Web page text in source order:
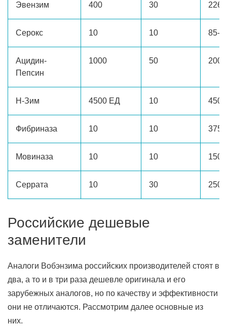
Эвензим 400 30 226-
Серокс 10 10 85-
Ацидин-
Пепсин
1000 50 200-
Н-Зим 4500 ЕД 10 450-
Фибриназа 10 10 375-
Мовиназа 10 10 150-
Серрата 10 30 250-
Российские дешевые
заменители
Аналоги Вобэнзима российских производителей стоят в
два, а то и в три раза дешевле оригинала и его
зарубежных аналогов, но по качеству и эффективности
они не отличаются. Рассмотрим далее основные из
них.